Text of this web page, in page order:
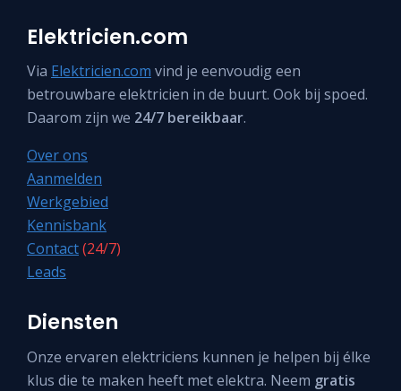
Elektricien.com
Via Elektricien.com vind je eenvoudig een
betrouwbare elektricien in de buurt. Ook bij spoed.
Daarom zijn we 24/7 bereikbaar.
Over ons
Aanmelden
Werkgebied
Kennisbank
Contact(24/7)
Leads
Diensten
Onze ervaren elektriciens kunnen je helpen bij élke
klus die te maken heeft met elektra. Neem gratis